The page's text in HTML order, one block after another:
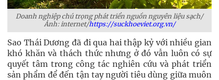
Doanh nghiệp chú trọng phát triển nguồn nguyên liệu sạch/
Ảnh: internet/https://suckhoeviet.org.vn/
Sao Thái Dương đã đi qua hai thập kỷ với nhiều gian
khó khăn và thách thức nhưng ở đó vẫn luôn có sự
quyết tâm trong công tác nghiên cứu và phát triển
sản phẩm để đến tận tay người tiêu dùng giữa muôn